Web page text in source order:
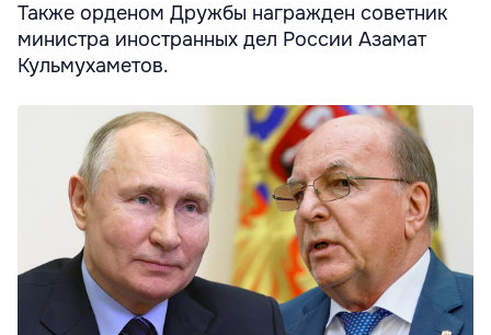
Также орденом Дружбы награжден советник
министра иностранных дел России Азамат
Кульмухаметов.